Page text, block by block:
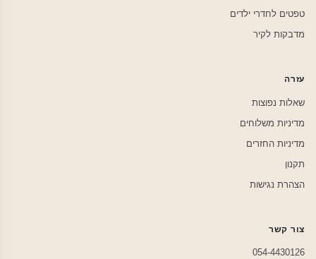
טפטים לחדרי ילדים
מדבקות לקיר
עזרה
שאלות נפוצות
מדיניות משלוחים
מדיניות החזרים
תקנון
הצהרת נגישות
צור קשר
054-4430126